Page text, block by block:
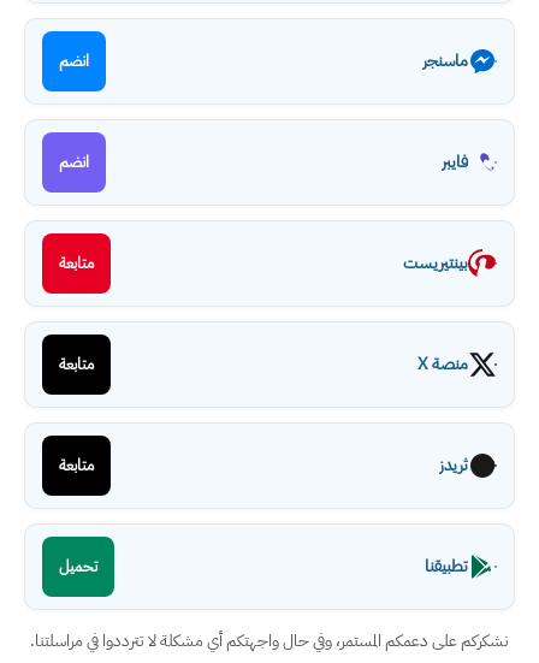
ماسنجر انضم
فايبر انضم
بينتيريست متابعة
منصة X متابعة
ثريدز متابعة
تطبيقنا تحميل
نشكركم على دعمكم المستمر، وفي حال واجهتكم أي مشكلة لا تترددوا في مراسلتنا.